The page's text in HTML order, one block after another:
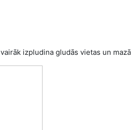
vairāk izpludina gludās vietas un